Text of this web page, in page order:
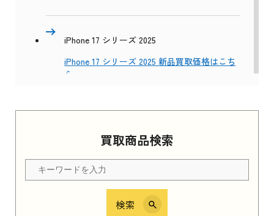
買取商品検索
検索
iPhone 17 シリーズ 2025
iPhone 17 シリーズ 2025 新品買取価格はこち
ら
Apple Watch Series 11 2025 新品買取価格はこ
ちら
iPhone 16e シリーズ 2025